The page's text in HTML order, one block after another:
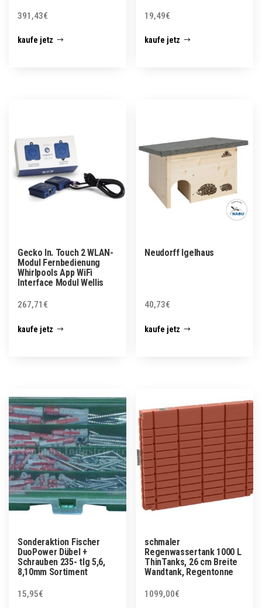
391,43€
kaufe jetz
19,49€
kaufe jetz
Gecko In. Touch 2 WLAN-
Modul Fernbedienung
Whirlpools App WiFi
Interface Modul Wellis
267,71 €
kaufe jetz
Neudorff Igelhaus
40,73€
kaufe jetz
Sonderaktion Fischer
DuoPower Dübel +
Schrauben 235- tlg 5,6,
8,10mm Sortiment
15,95€
schmaler
Regenwassertank 1000 L
ThinTanks, 26 cm Breite
Wandtank, Regentonne
1099,00€